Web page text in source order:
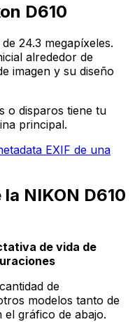
D610
24.3 megapíxeles.
alrededor de
imagen y su diseño
o disparos tiene tu
principal.
EXIF de una
NIKON D610
de vida de
de
modelos tanto de
el gráfico de abajo.